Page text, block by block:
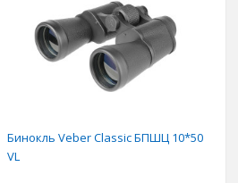
Previous
Бинокль Veber Classic БПШЦ 10*50
VL